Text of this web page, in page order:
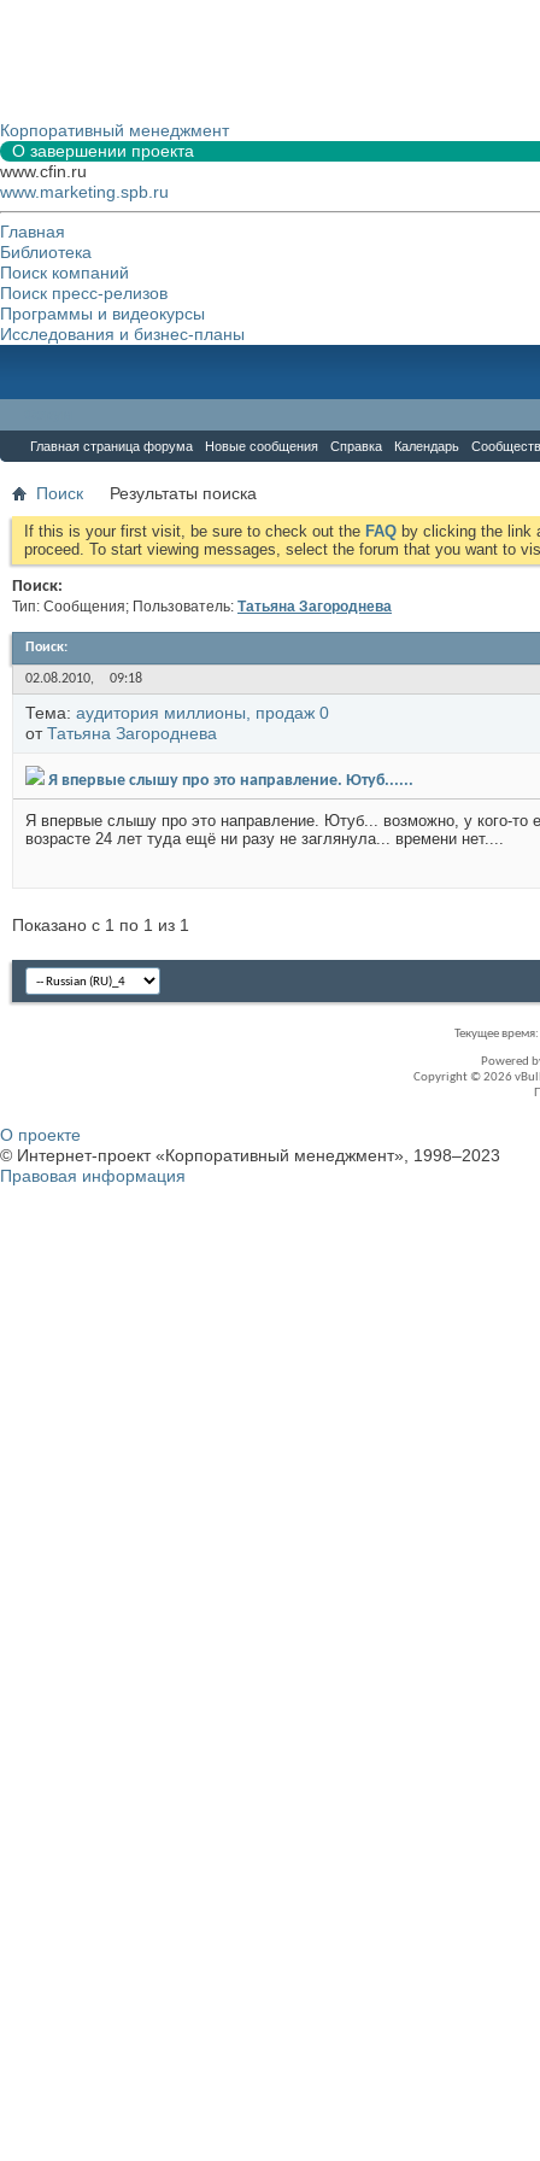
Корпоративный менеджмент
О завершении проекта
www.cfin.ru
www.marketing.spb.ru
Главная
Библиотека
Поиск компаний
Поиск пресс-релизов
Программы и видеокурсы
Исследования и бизнес-планы
Главная страница форума Новые сообщения Справка Календарь
Поиск Результаты поиска
If this is your first visit, be sure to check out the FAQ by clicking the link
proceed. To start viewing messages, select the forum that you want to
Поиск:
Тип: Сообщения; Пользователь: Татьяна Загороднева
Поиск:
02.08.2010, 09:18
Тема: аудитория миллионы, продаж 0
отТатьяна Загороднева
Я впервые слышу про это направление. Ютуб......
Я впервые слышу про это направление. Ютуб... возможно, у кого-то
возрасте 24 лет туда ещё ни разу не заглянула... времени нет....
Показано с 1 по 1 из 1
Текущее время:
Powered
Copyright © 2026
О проекте
© Интернет-проект «Корпоративный менеджмент», 1998–2023
Правовая информация